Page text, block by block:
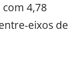
4,78
eixos de